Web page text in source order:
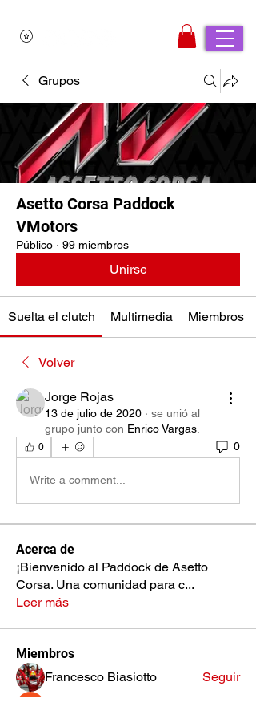
Grupos
Asetto Corsa Paddock
VMotors
Público · 99 miembros
Unirse
Suelta el clutch Multimedia Miembros
Volver
Jorge Rojas
13 de julio de 2020 · se unió al
grupo junto con Enrico Vargas
0 0
Write a comment...
Acerca de
¡Bienvenido al Paddock de Asetto
Corsa. Una comunidad para c...
Leer más
Miembros
Francesco Biasiotto
Seguir